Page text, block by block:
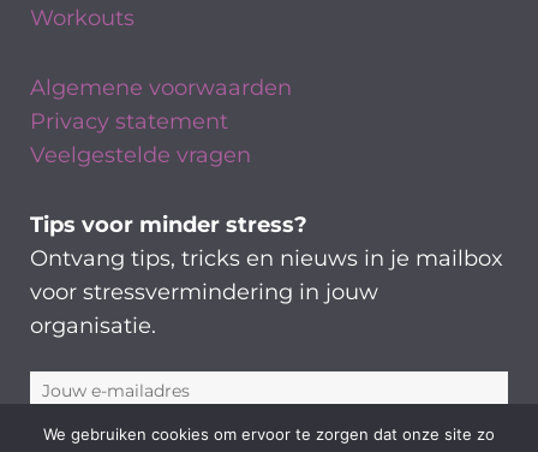
Workouts
Algemene voorwaarden
Privacy statement
Veelgestelde vragen
Tips voor minder stress?
Ontvang tips, tricks en nieuws in je mailbox
voor stressvermindering in jouw
organisatie.
We gebruiken cookies om ervoor te zorgen dat onze site zo